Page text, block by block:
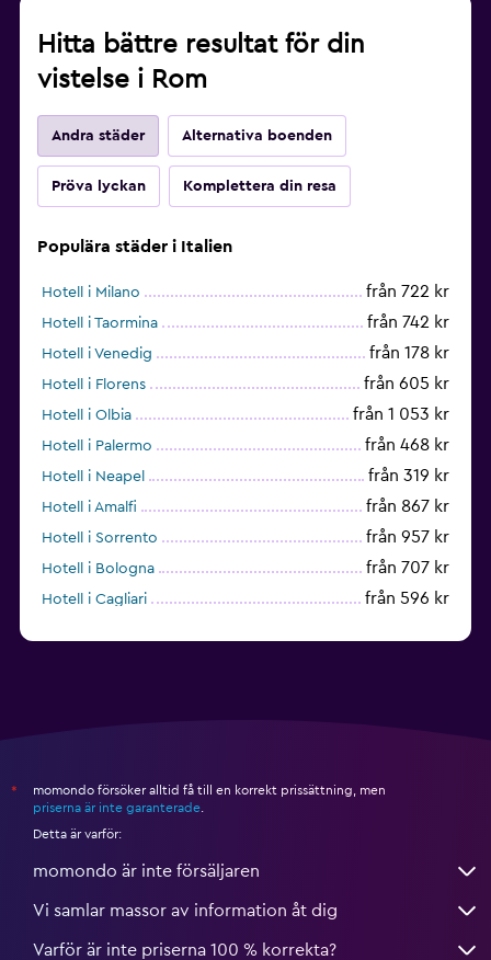
Hitta bättre resultat för din
vistelse i Rom
Andra städer Alternativa boenden
Pröva lyckan Komplettera din resa
Populära städer i Italien
Hotell i Milano från 722 kr
Hotell i Taormina från 742 kr
Hotell i Venedig från 178 kr
Hotell i Florens från 605 kr
Hotell i Olbia från 1 053 kr
Hotell i Palermo från 468 kr
Hotell i Neapel från 319 kr
Hotell i Amalfi från 867 kr
Hotell i Sorrento från 957 kr
Hotell i Bologna från 707 kr
Hotell i Cagliari från 596 kr
*
momondo försöker alltid få till en korrekt prissättning, men
priserna är inte garanterade
Detta är varför:
momondo är inte försäljaren
Vi samlar massor av information åt dig
Varför är inte priserna 100 % korrekta?